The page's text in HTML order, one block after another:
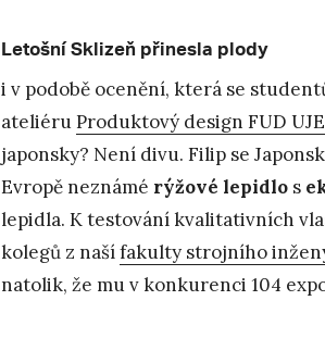
Letošní Sklizeň přinesla plody
i v podobě ocenění, která se
ateliéruProduktový design FUD
japonsky? Není divu. Filip se
Evropě neznámé rýžové lepidlo s
lepidla. K testování kvalitativních
kolegů z našífakulty strojního
natolik, že mu v konkurenci 104